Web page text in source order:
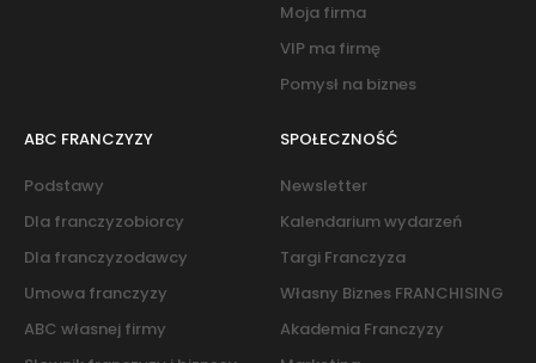
Moja firma
VIP ma firmę
Pomysł na biznes
ABC FRANCZYZY
Podstawy
Dla franczyzobiorcy
Dla franczyzodawcy
Umowa franczyzy
ABC własnej firmy
SPOŁECZNOŚĆ
Newsletter
Kalendarium wydarzeń
Targi Franczyza
Własny Biznes FRANCHISING
Akademia Franczyzy